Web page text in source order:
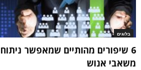
בלוגים
6 שיפורים מהותיים שמאפשר ניתוח
משאבי אנוש